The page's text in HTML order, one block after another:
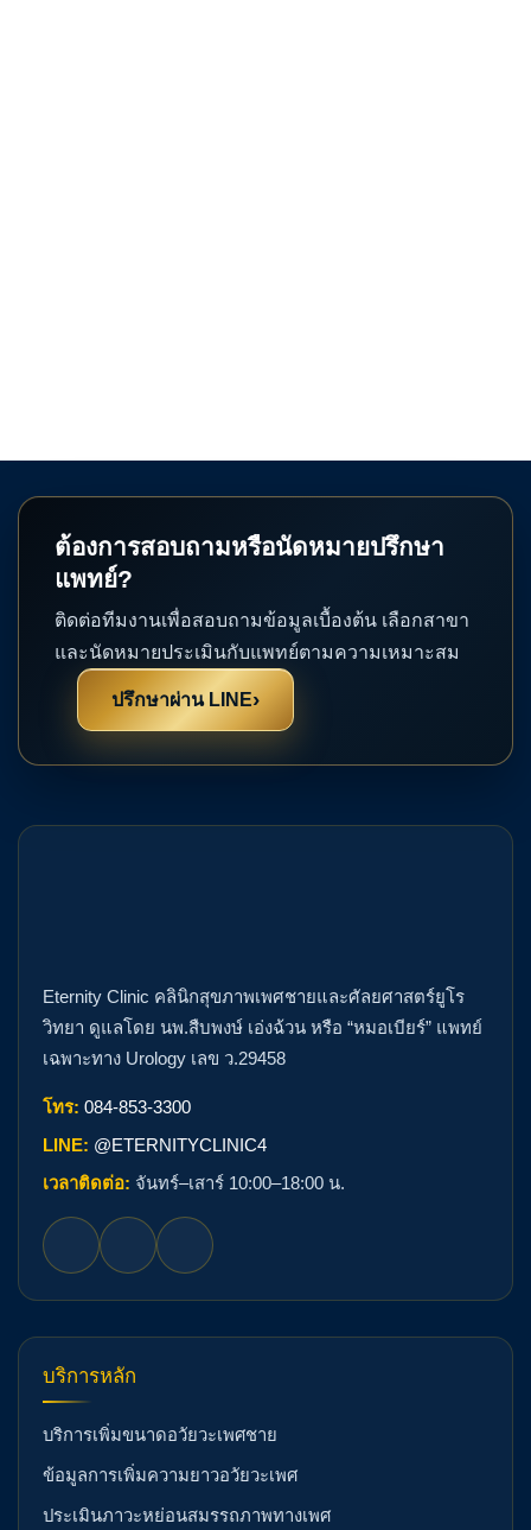
ต้องการสอบถามหรือนัดหมายปรึกษา
แพทย์?
ติดต่อทีมงานเพื่อสอบถามข้อมูลเบื้องต้น เลือกสาขา
และนัดหมายประเมินกับแพทย์ตามความเหมาะสม
ปรึกษาผ่าน LINE›
Eternity Clinic คลินิกสุขภาพเพศชายและศัลยศาสตร์ยูโร
วิทยา ดูแลโดย นพ.สืบพงษ์ เอ่งฉ้วน หรือ “หมอเบียร์” แพทย์
เฉพาะทาง Urology เลข ว.29458
โทร: 084-853-3300
LINE: @ETERNITYCLINIC4
เวลาติดต่อ: จันทร์–เสาร์ 10:00–18:00 น.
บริการหลัก
บริการเพิ่มขนาดอวัยวะเพศชาย
ข้อมูลการเพิ่มความยาวอวัยวะเพศ
ประเมินภาวะหย่อนสมรรถภาพทางเพศ